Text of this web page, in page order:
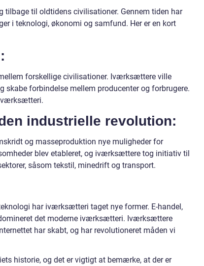
til oldtidens civilisationer. Gennem tiden har
i teknologi, økonomi og samfund. Her er en kort
forskellige civilisationer. Iværksættere ville
skabe forbindelse mellem producenter og forbrugere.
industrielle revolution:
og masseproduktion nye muligheder for
blev etableret, og iværksættere tog initiativ til
såsom tekstil, minedrift og transport.
har iværksætteri taget nye former. E-handel,
det moderne iværksætteri. Iværksættere
har skabt, og har revolutioneret måden vi
historie, og det er vigtigt at bemærke, at der er